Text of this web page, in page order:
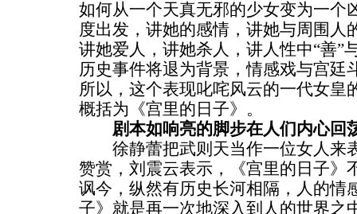
如何从一个天真无邪的少女变为一个
度出发，讲她的感情，讲她与周围人
讲她爱人，讲她杀人，讲人性中“善”
历史事件将退为背景，情感戏与宫廷
所以，这个表现叱咤风云的一代女皇
概括为《宫里的日子》。
剧本如响亮的脚步在人们内心回
徐静蕾把武则天当作一位女人来
赞赏，刘震云表示，《宫里的日子》
讽今，纵然有历史长河相隔，人的情
子》就是再一次地深入到人的世界之